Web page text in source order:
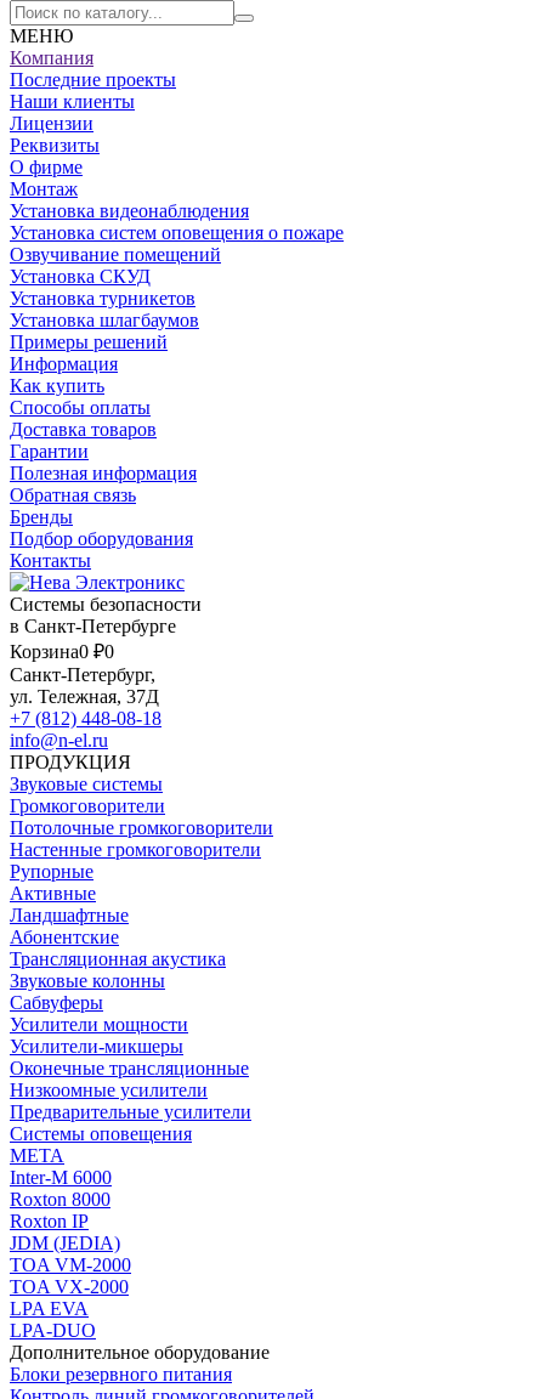
МЕНЮ
Компания
Последние проекты
Наши клиенты
Лицензии
Реквизиты
О фирме
Монтаж
Установка видеонаблюдения
Установка систем оповещения о пожаре
Озвучивание помещений
Установка СКУД
Установка турникетов
Установка шлагбаумов
Примеры решений
Информация
Как купить
Способы оплаты
Доставка товаров
Гарантии
Полезная информация
Обратная связь
Бренды
Подбор оборудования
Контакты
Системы безопасности
в Санкт-Петербурге
Корзина0 ₽0
Санкт-Петербург,
ул. Тележная, 37Д
+7 (812) 448-08-18
info@n-el.ru
ПРОДУКЦИЯ
Звуковые системы
Громкоговорители
Потолочные громкоговорители
Настенные громкоговорители
Рупорные
Активные
Ландшафтные
Абонентские
Трансляционная акустика
Звуковые колонны
Сабвуферы
Усилители мощности
Усилители-микшеры
Оконечные трансляционные
Низкоомные усилители
Предварительные усилители
Системы оповещения
МЕТА
Inter-M 6000
Roxton 8000
Roxton IP
JDM (JEDIA)
TOA VM-2000
TOA VX-2000
LPA EVA
LPA-DUO
Дополнительное оборудование
Блоки резервного питания